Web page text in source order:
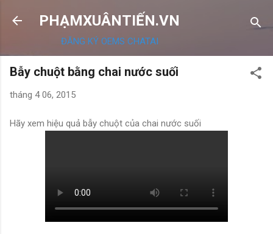
Chuyển đến nội dung chính
PHẠMXUÂNTIẾN.VN
ĐĂNG KÝ OEMS CHATAI
Bẫy chuột bằng chai nước suối
tháng 4 06, 2015
Hãy xem hiệu quả bẫy chuột của chai nước suối